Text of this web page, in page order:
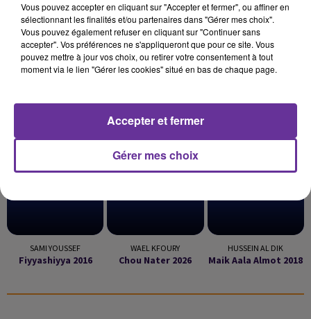
LA PLAYLIST
SAMI YOUSSEF
Fiyyashiyya 2016
13h31
13h31
WAEL KFOURY
Chou Nater 2026
HUSSEIN AL DIK
Maik Aala Almot 2018
Vous pouvez accepter en cliquant sur "Accepter et fermer", ou affiner en
sélectionnant les finalités et/ou partenaires dans "Gérer mes choix".
Vous pouvez également refuser en cliquant sur "Continuer sans
accepter". Vos préférences ne s'appliqueront que pour ce site. Vous
pouvez mettre à jour vos choix, ou retirer votre consentement à tout
moment via le lien "Gérer les cookies" situé en bas de chaque page.
Gérer mes choix
Accepter et fermer